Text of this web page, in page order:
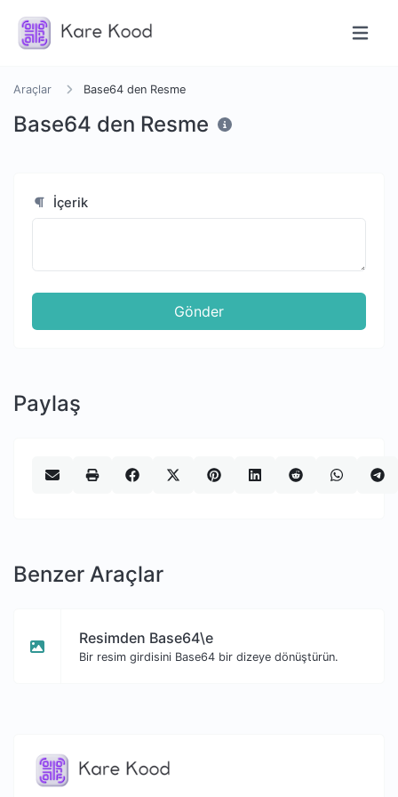
Araçlar Base64 den Resme
Base64 den Resme
İçerik
Gönder
Paylaş
Benzer Araçlar
Resimden Base64\e
Bir resim girdisini Base64 bir dizeye dönüştürün.